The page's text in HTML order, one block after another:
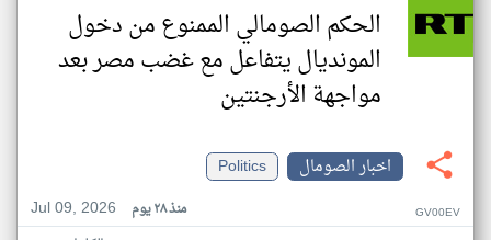
الحكم الصومالي الممنوع من دخول
المونديال يتفاعل مع غضب مصر بعد
مواجهة الأرجنتين
اخبار الصومال
Politics
Jul 09, 2026
منذ ٢٨ يوم GV00EV